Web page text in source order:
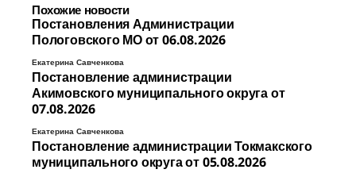
Похожие новости
Постановления Администрации
Пологовского МО от 06.08.2026
Екатерина Савченкова
Постановление администрации
Акимовского муниципального округа от
07.08.2026
Екатерина Савченкова
Постановление администрации Токмакского
муниципального округа от 05.08.2026